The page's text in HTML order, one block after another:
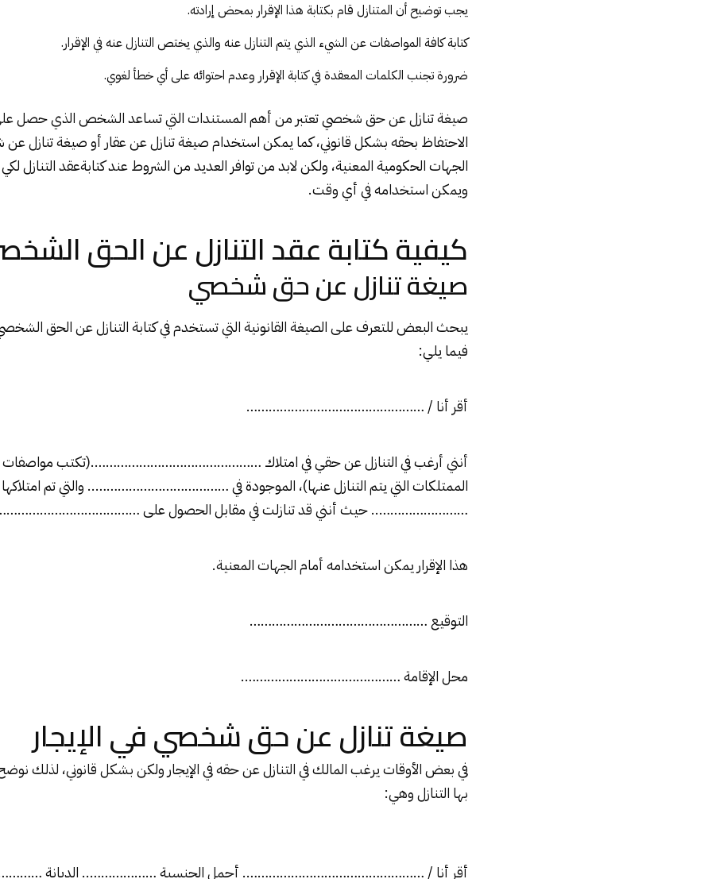
يجب توضيح أن المتنازل قام بكتابة هذا الإقرار بمحض إرادته.
كتابة كافة المواصفات عن الشيء الذي يتم التنازل عنه والذي يختص التنازل عنه في الإقرار.
ضرورة تجنب الكلمات المعقدة في كتابة الإقرار وعدم احتوائه على أي خطأ لغوي.
صيغة تنازل عن حق شخصي تعتبر من أهم المستندات التي تساعد الشخص الذي حصل على
الاحتفاظ بحقه بشكلقانوني، كما يمكن استخدام صيغة تنازل عن عقار أو صيغة تنازل
الجهات الحكومية المعنية، ولكن لابد من توافر العديد من الشروط عند كتابةعقد التنازل
ويمكن استخدامه في أي وقت.
كيفية كتابة عقد التنازل عن الحق
صيغة تنازل عن حق شخصي
يبحث البعض للتعرف على الصيغة القانونية التي تستخدم في كتابة التنازل عن الحق
فيما يلي:
أقر أنا / …………………………………………
أنني أرغب في التنازل عن حقي في امتلاك ……………………………………….(تكتب مواصفات
الممتلكات التي يتم التنازل عنها)، الموجودة في ……………………………….. والتي تم
…………………….. حيث أنني قد تنازلت في مقابل الحصول على
هذا الإقرار يمكن استخدامه أمام الجهات المعنية.
التوقيع …………………………………………
محل الإقامة …………………………………….
صيغة تنازل عن حق شخصي في الإيجار
في بعض الأوقات يرغب المالك في التنازل عن حقه في الإيجار ولكن بشكل قانوني، لذلك
بها التنازل وهي:
أقر أنا / …………………………………………. أحمل الجنسية ……………….. الديانة